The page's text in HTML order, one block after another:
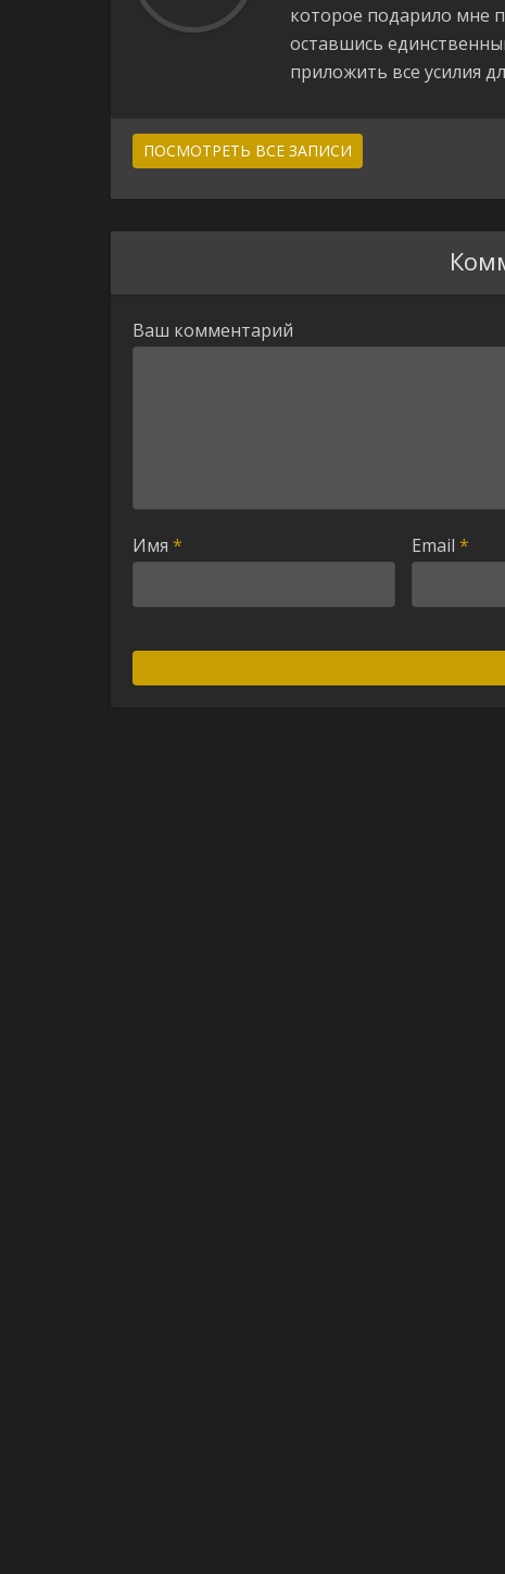
которое подарило мне
оставшись
приложить все усилия
ПОСМОТРЕТЬ ВСЕ ЗАПИСИ
Ваш комментарий
Имя * Email *